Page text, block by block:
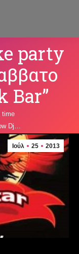
party
Bar”
time
Dj…
Ιούλ 25 2013